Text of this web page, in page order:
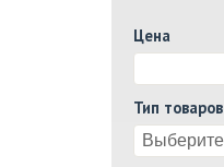
Цена
Тип товаров